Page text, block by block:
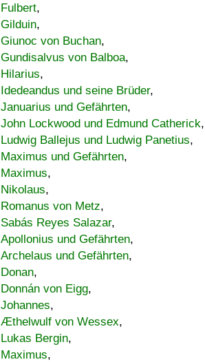
Fulbert,
Gilduin,
Giunoc von Buchan,
Gundisalvus von Balboa,
Hilarius,
Idedeandus und seine Brüder,
Januarius und Gefährten,
John Lockwood und Edmund Catherick,
Ludwig Ballejus und Ludwig Panetius,
Maximus und Gefährten,
Maximus,
Nikolaus,
Romanus von Metz,
Sabás Reyes Salazar,
Apollonius und Gefährten,
Archelaus und Gefährten,
Donan,
Donnán von Eigg,
Johannes,
Æthelwulf von Wessex,
Lukas Bergin,
Maximus,